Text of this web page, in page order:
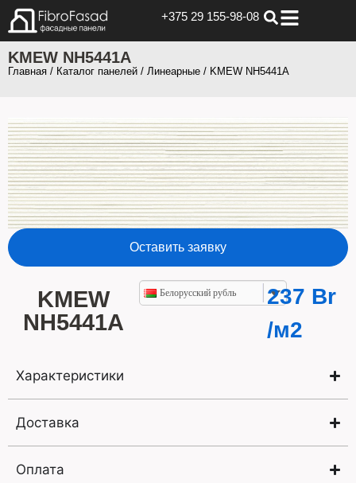
+375 29 155-98-08
KMEW NH5441А
Главная / Каталог панелей / Линеарные / KMEW NH5441А
Оставить заявку
KMEW
NH5441А
Белорусский рубль 237 Br
/м2
Характеристики
Доставка
Оплата